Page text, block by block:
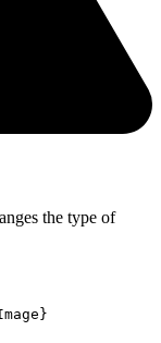
the type of